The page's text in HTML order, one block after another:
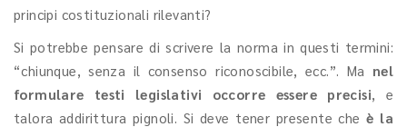
principi costituzionali rilevanti?
Si potrebbe pensare di scrivere la norma in questi termini:
“chiunque, senza il consenso riconoscibile, ecc.”. Ma nel
formulare testi legislativi occorre essere precisi, e
talora addirittura pignoli. Si deve tener presente cheè la